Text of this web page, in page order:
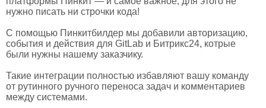
нужно писать ни строчки кода!
С помощью Пинкитбилдер мы добавили авторизацию,
события и действия для GitLab и Битрикс24, котрые
были нужны нашему заказчику.
Такие интеграции полностью избавляют вашу команду
от рутинного ручного переноса задач и комментариев
между системами.